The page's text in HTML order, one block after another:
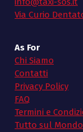
Via Curio
As For
Chi Siamo
Contatti
Privacy Policy
FAQ
Termini e
Tutto sul